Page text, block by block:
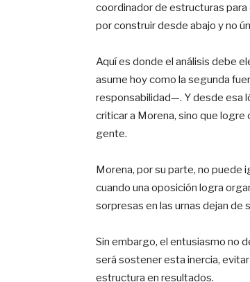
coordinador de estructuras para
por construir desde abajo y no
Aquí es donde el análisis debe
asume hoy como la segunda
responsabilidad—. Y desde esa
criticar a Morena, sino que logre
gente.
Morena, por su parte, no puede
cuando una oposición logra
sorpresas en las urnas dejan
Sin embargo, el entusiasmo no
será sostener esta inercia,
estructura en resultados.